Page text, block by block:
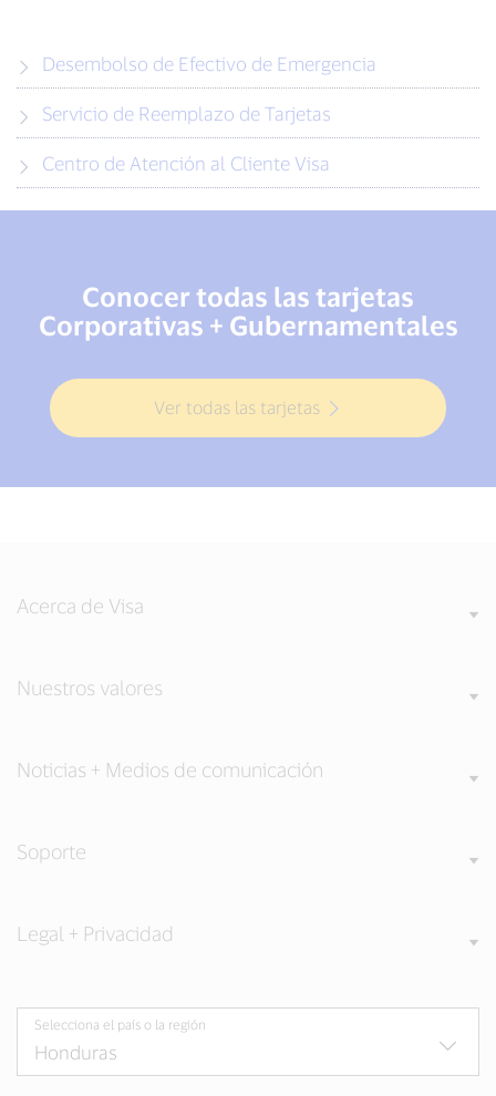
Desembolso de Efectivo de Emergencia
Servicio de Reemplazo de Tarjetas
Centro de Atención al Cliente Visa
Conocer todas las tarjetas
Corporativas + Gubernamentales
Ver todas las tarjetas
Acerca de Visa
Nuestros valores
Noticias + Medios de comunicación
Soporte
Legal + Privacidad
Selecciona el país o la región